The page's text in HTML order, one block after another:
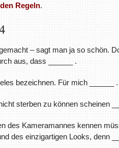
Regeln.
– sagt man ja so schön.
aus, dass ______ .
bezeichnen. Für mich ______ .
sterben zu können scheinen
des Kameramannes kennen
des einzigartigen Looks, denn